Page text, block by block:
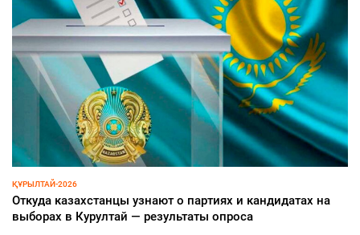
ЗАҢ ЖӘНЕ ТӘРТІП
Тазалықтан тәртіп басталады
08 тамыз 2026